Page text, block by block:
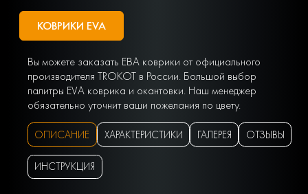
КОВРИКИ EVA
Вы можете заказать ЕВА коврики от официального
производителя TROKOT в России. Большой выбор
палитры EVA коврика и окантовки. Наш менеджер
обязательно уточнит ваши пожелания по цвету.
ОПИСАНИЕ ХАРАКТЕРИСТИКИ ГАЛЕРЕЯ ОТЗЫВЫ
ИНСТРУКЦИЯ